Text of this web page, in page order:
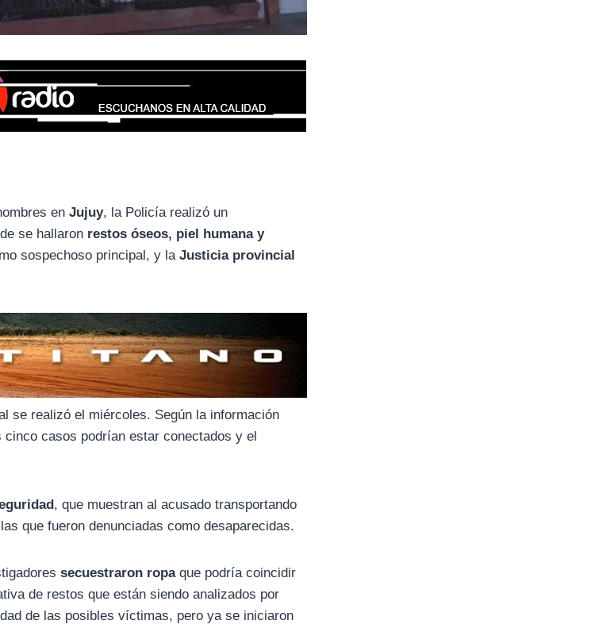
enJujuy, la Policía realizó un
se hallaron restos óseos, piel humana y
sospechoso principal, y laJusticia provincial
se realizó el miércoles. Según la información
cinco casos podrían estar conectados y el
, que muestran al acusado transportando
que fueron denunciadas como desaparecidas.
secuestraron ropaque podría coincidir
de restos que están siendo analizados por
de las posibles víctimas, pero ya se iniciaron